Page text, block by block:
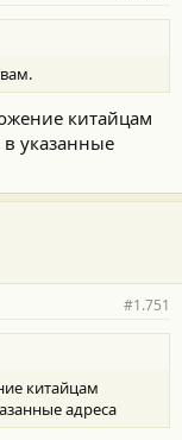
китайцам
указанные
#1.751
китайцам
адреса